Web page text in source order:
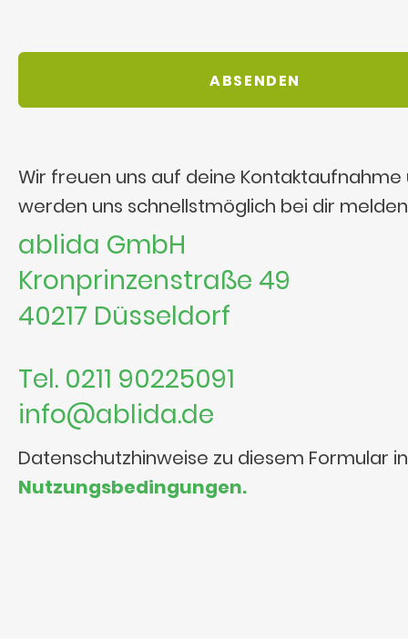
Wir freuen uns auf deine Kontaktaufnahme
werden uns schnellstmöglich bei dir
ablida GmbH
Kronprinzenstraße 49
40217 Düsseldorf
Tel. 0211 90225091
info@ablida.de
Datenschutzhinweise zu diesem Formular
Nutzungsbedingungen.